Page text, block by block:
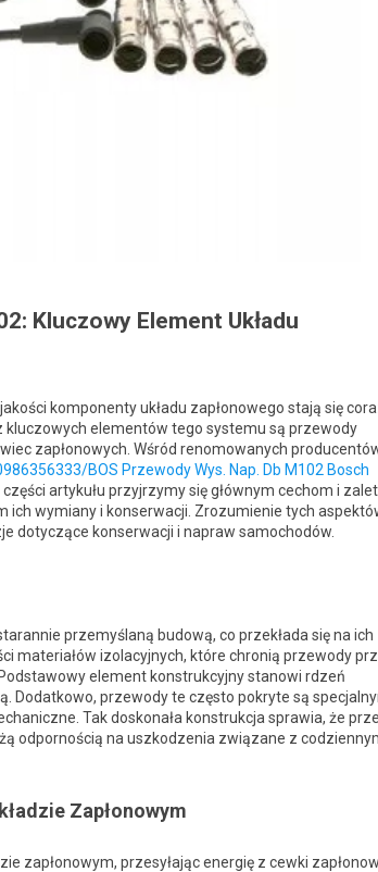
Kluczowy Element Układu
komponenty układu zapłonowego stają się
elementów tego systemu są przewody
zapłonowych. Wśród renomowanych
BOS Przewody Wys. Nap. Db M102 Bosch
artykułu przyjrzymy się głównym cechom i
ich wymiany i konserwacji. Zrozumienie tych
dotyczące konserwacji i napraw samochodów.
przemyślaną budową, co przekłada się na ich
materiałów izolacyjnych, które chronią przewody
element konstrukcyjny stanowi rdzeń
Dodatkowo, przewody te często pokryte są
Tak doskonała konstrukcja sprawia, że
odpornością na uszkodzenia związane z
Zapłonowym
zapłonowym, przesyłając energię z cewki